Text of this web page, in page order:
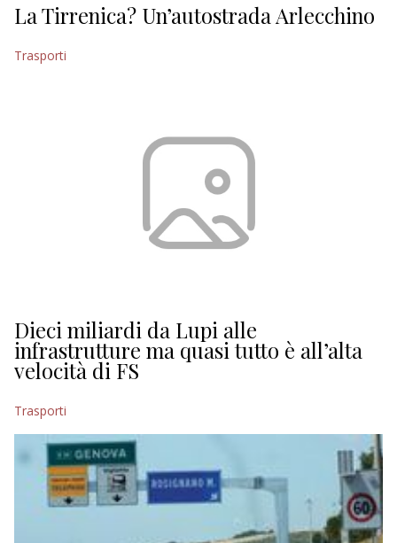
La Tirrenica? Un’autostrada Arlecchino
Trasporti
Dieci miliardi da Lupi alle
infrastrutture ma quasi tutto è all’alta
velocità di FS
Trasporti